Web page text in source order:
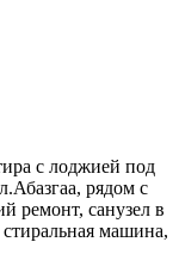
с лоджией под
рядом с
ремонт, санузел в
стиральная машина,